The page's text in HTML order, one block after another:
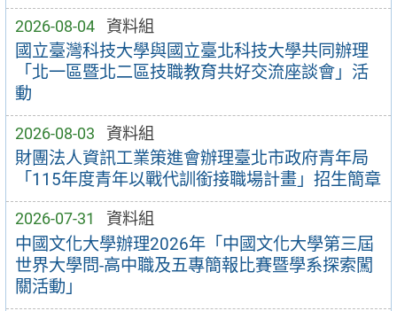
2026-08-04 資料組
國立臺灣科技大學與國立臺北科技大學共同辦理
「北一區暨北二區技職教育共好交流座談會」活
動
2026-08-03 資料組
財團法人資訊工業策進會辦理臺北市政府青年局
「115年度青年以戰代訓銜接職場計畫」招生簡章
2026-07-31 資料組
中國文化大學辦理2026年「中國文化大學第三屆
世界大學問-高中職及五專簡報比賽暨學系探索闖
關活動」